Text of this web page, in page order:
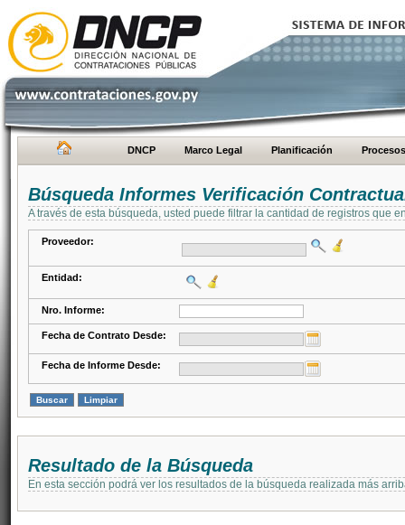
DNCP Marco Legal Planificación Procesos
Búsqueda Informes Verificación
A través de esta búsqueda, usted puede filtrar la cantidad de registros que
Proveedor:
Entidad:
Nro. Informe:
Fecha de Contrato Desde:
Fecha de Informe Desde:
Resultado de la Búsqueda
En esta sección podrá ver los resultados de la búsqueda realizada más